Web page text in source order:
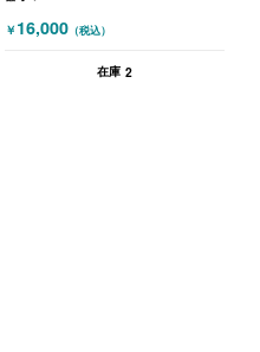
￥ 16,000 （税込）
在庫 2